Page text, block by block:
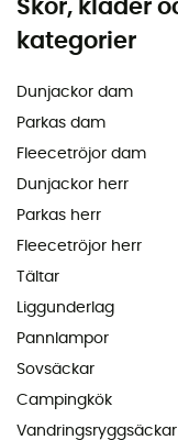
Skor, kläder
kategorier
Dunjackor dam
Parkas dam
Fleecetröjor dam
Dunjackor herr
Parkas herr
Fleecetröjor herr
Tältar
Liggunderlag
Pannlampor
Sovsäckar
Campingkök
Vandringsryggsäckar